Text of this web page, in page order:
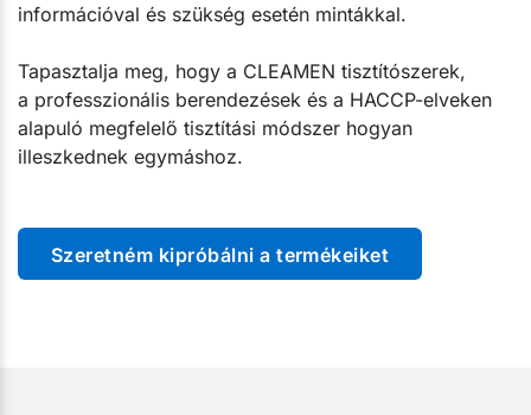
információval és szükség esetén mintákkal.
Tapasztalja meg, hogy a CLEAMEN tisztítószerek,
a professzionális berendezések és a HACCP-elveken
alapuló megfelelő tisztítási módszer hogyan
illeszkednek egymáshoz.
Szeretném kipróbálni a termékeiket